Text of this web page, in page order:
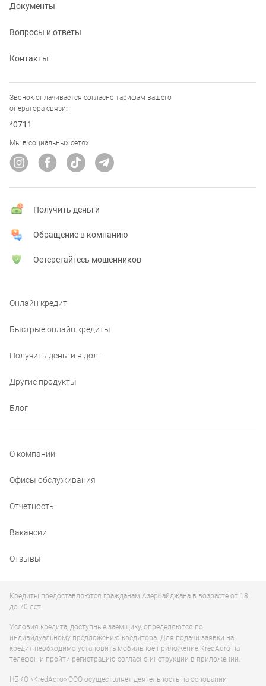
Документы
Вопросы и ответы
Контакты
Онлайн кредит
Быстрые онлайн кредиты
Получить деньги в долг
Другие продукты
Блог
О компании
Офисы обслуживания
Отчетность
Вакансии
Отзывы
Звонок оплачивается согласно тарифам вашего
оператора связи:
*0711
Мы в социальных сетях:
Получить деньги
Обращение в компанию
Остерегайтесь мошенников
Кредиты предоставляются гражданам Азербайджана в возрасте от 18
до 70 лет.
Условия кредита, доступные заемщику, определяются по
индивидуальному предложению кредитора. Для подачи заявки на
кредит необходимо установить мобильное приложение KredAqro на
телефон и пройти регистрацию согласно инструкции в приложении.
НБКО «KredAqro» ООО осуществляет деятельность на основании